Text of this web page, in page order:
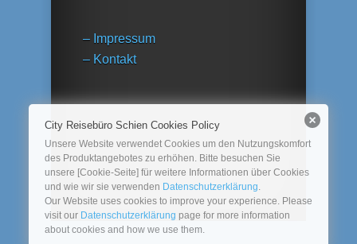
– Impressum
– Kontakt
City Reisebüro Schien Cookies Policy
Unsere Website verwendet Cookies um den Nutzungskomfort
des Produktangebotes zu erhöhen. Bitte besuchen Sie
unsere [Cookie-Seite] für weitere Informationen über Cookies
und wie wir sie verwenden Datenschutzerklärung.
Our Website uses cookies to improve your experience. Please
visit our Datenschutzerklärung page for more information
about cookies and how we use them.